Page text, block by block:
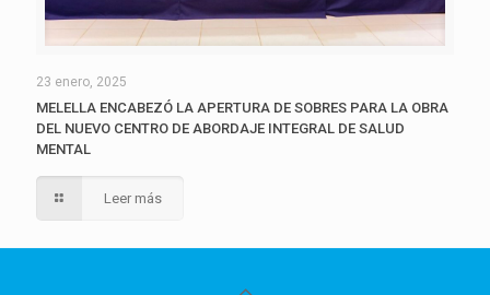
23 enero, 2025
MELELLA ENCABEZÓ LA APERTURA DE SOBRES PARA LA OBRA
DEL NUEVO CENTRO DE ABORDAJE INTEGRAL DE SALUD
MENTAL
Leer más